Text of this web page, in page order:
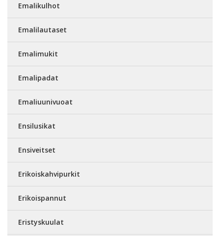
Emalikulhot
Emalilautaset
Emalimukit
Emalipadat
Emaliuunivuoat
Ensilusikat
Ensiveitset
Erikoiskahvipurkit
Erikoispannut
Eristyskuulat